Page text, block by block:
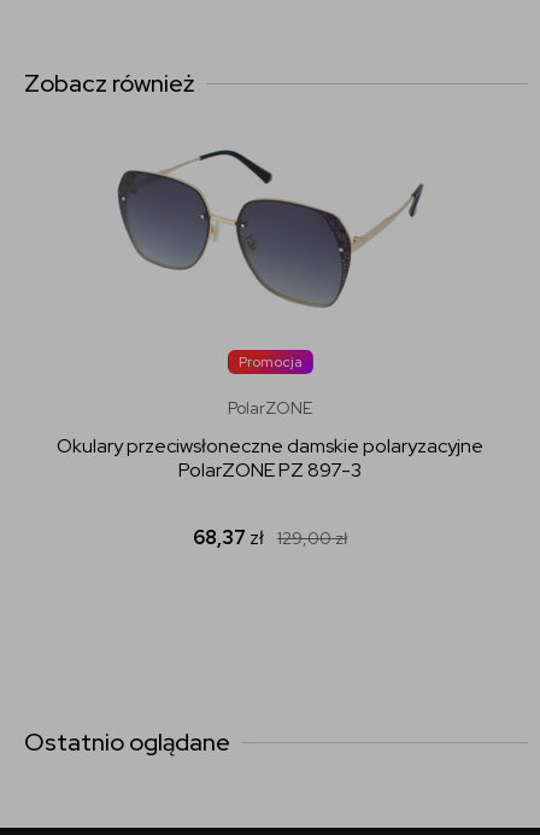
Zobacz również
Promocja
PolarZONE
Okulary przeciwsłoneczne damskie polaryzacyjne
PolarZONE PZ 897-3
68,37 zł 129,00zł
Ostatnio oglądane